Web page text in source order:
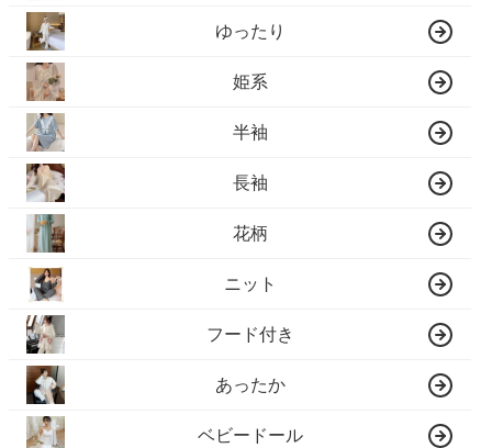
ゆったり
姫系
半袖
長袖
花柄
ニット
フード付き
あったか
ベビードール